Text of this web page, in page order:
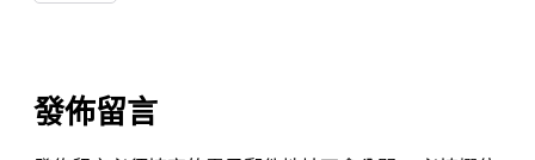
發佈留言